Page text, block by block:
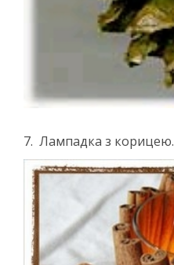
7. Лампадка з корицею.